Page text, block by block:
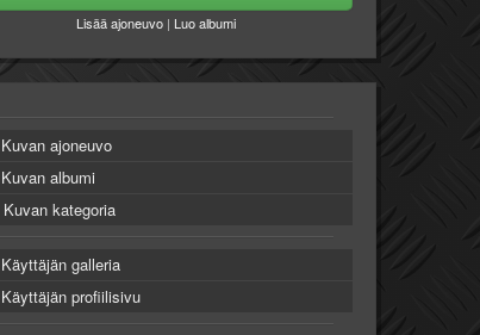
Lisää ajoneuvo | Luo albumi
Kuvan ajoneuvo
Kuvan albumi
Kuvan kategoria
Käyttäjän galleria
Käyttäjän profiilisivu